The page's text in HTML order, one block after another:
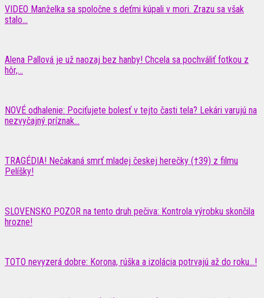
VIDEO Manželka sa spoločne s deťmi kúpali v mori. Zrazu sa však
stalo...
Alena Pallová je už naozaj bez hanby! Chcela sa pochváliť fotkou z
hôr,...
NOVÉ odhalenie: Pociťujete bolesť v tejto časti tela? Lekári varujú na
nezvyčajný príznak...
TRAGÉDIA! Nečakaná smrť mladej českej herečky (†39) z filmu
Pelíšky!
SLOVENSKO POZOR na tento druh pečiva: Kontrola výrobku skončila
hrozne!
TOTO nevyzerá dobre: Korona, rúška a izolácia potrvajú až do roku…!